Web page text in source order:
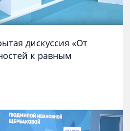
дискуссия «От
к равным